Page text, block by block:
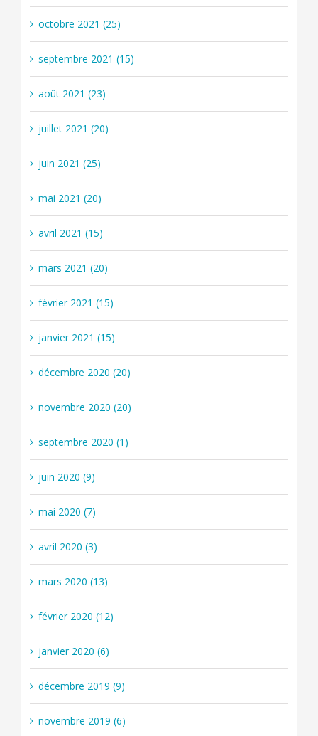
octobre 2021 (25)
septembre 2021 (15)
août 2021 (23)
juillet 2021 (20)
juin 2021 (25)
mai 2021 (20)
avril 2021 (15)
mars 2021 (20)
février 2021 (15)
janvier 2021 (15)
décembre 2020 (20)
novembre 2020 (20)
septembre 2020 (1)
juin 2020 (9)
mai 2020 (7)
avril 2020 (3)
mars 2020 (13)
février 2020 (12)
janvier 2020 (6)
décembre 2019 (9)
novembre 2019 (6)